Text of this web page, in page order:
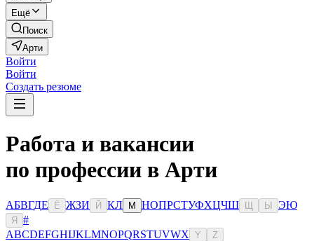
Ещё
Поиск
Арти
Войти
Войти
Создать резюме
Работа и вакансии
по профессии в Арти
АБВГДЕ Ё ЖЗИ Й КЛ М НОПРСТУФХЦЧШ Ы ЭЮ
Я
#
ABCDEFGHIJKLMNOPQRSTUVWX Y Z